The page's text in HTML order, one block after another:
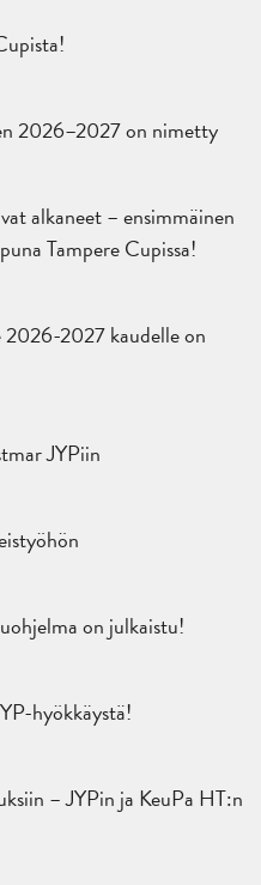
2026–2027 on nimetty
alkaneet – ensimmäinen
Tampere Cupissa!
2027 kaudelle on
JYPiin
on julkaistu!
hyökkäystä!
– JYPin ja KeuPa HT:n